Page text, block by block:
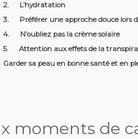
2. L’hydratation
3. Préférer une approche douce lors
4. N’oubliez pas la crème solaire
5. Attention aux effets de la
Garder sa peau en bonne santé et en
moments de